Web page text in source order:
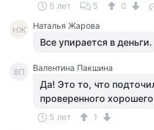
5 лет 5 0
НЖ Наталья Жарова
Все упирается в деньги.
ВП Валентина Пакшина
Да! Это то, что
пpоверенного
5 лет 1